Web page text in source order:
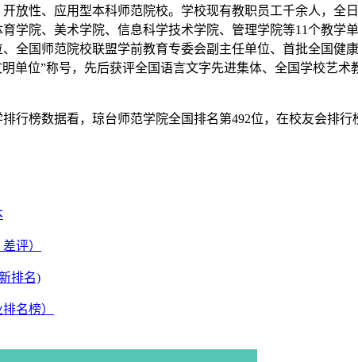
放性、应用型本科师范院校。学校现有教职员工千余人，全
学院、美术学院、信息科学技术学院、管理学院等11个教
全国师范院校联盟学前教育专委会副主任单位、首批全国
单位”称号，先后获评全国语言文字先进集体、全国学校艺
行榜数据看，琼台师范学院全国排名第492位，在校友会排行
评）
排名)
名榜）